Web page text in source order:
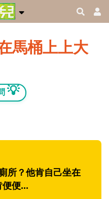
馬桶上上大
💡
所？他肯自己坐在
便...